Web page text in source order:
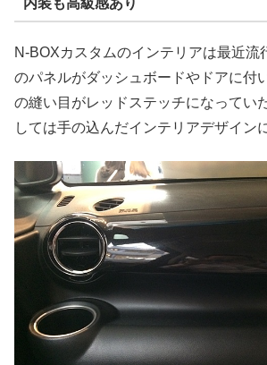
N-BOXカスタムのインテリアは最近流
のパネルがダッシュボードやドアに付
の縫い目がレッドステッチになってい
しては手の込んだインテリアデザイン